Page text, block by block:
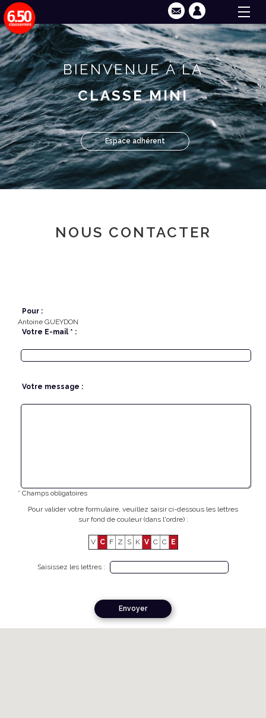
BIENVENUE À LA
CLASSE MINI
Espace adhérent
NOUS CONTACTER
Pour :
Antoine GUEYDON
Votre E-mail * :
Votre message :
* Champs obligatoires
Pour valider votre formulaire, veuillez saisir ci-dessous les lettres
sur fond de couleur (dans l'ordre) :
V C F Z S K V C C E
Saisissez les lettres :